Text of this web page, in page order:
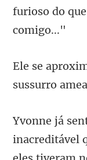
furioso do qu
sussurro
inacreditável